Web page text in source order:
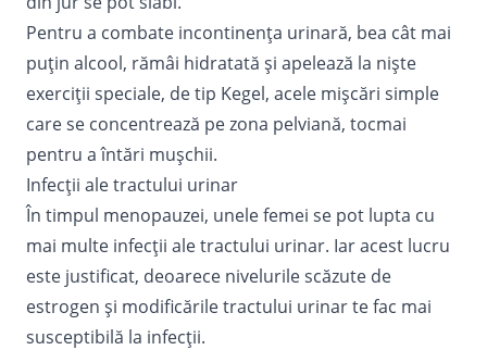
Pentru a combate incontinența urinară, bea cât mai
puțin alcool, rămâi hidratată și apelează la niște
exerciții speciale, de tip Kegel, acele mișcări simple
care se concentrează pe zona pelviană, tocmai
pentru a întări mușchii.
Infecții ale tractului urinar
În timpul menopauzei, unele femei se pot lupta cu
mai multe infecții ale tractului urinar. Iar acest lucru
este justificat, deoarece nivelurile scăzute de
estrogen și modificările tractului urinar te fac mai
susceptibilă la infecții.